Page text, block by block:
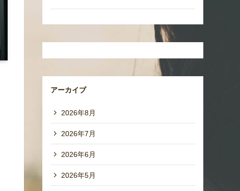
アーカイブ
2026年8月
2026年7月
2026年6月
2026年5月